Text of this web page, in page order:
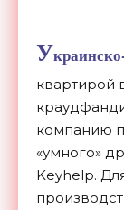
У
квартирой
компанию
«умного»
Keyhelp.